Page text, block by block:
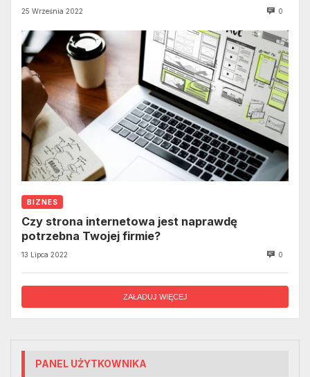
25 Września 2022 0
BIZNES
Czy strona internetowa jest naprawdę
potrzebna Twojej firmie?
13 Lipca 2022 0
ZAŁADUJ WIĘCEJ
PANEL UŻYTKOWNIKA